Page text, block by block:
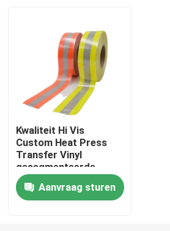
Thuis
Producten
Kwaliteit Hi Vis
Custom Heat Press
Transfer Vinyl
gesegmenteerde
reflecterende tape
voor kleding
Aanvraag sturen